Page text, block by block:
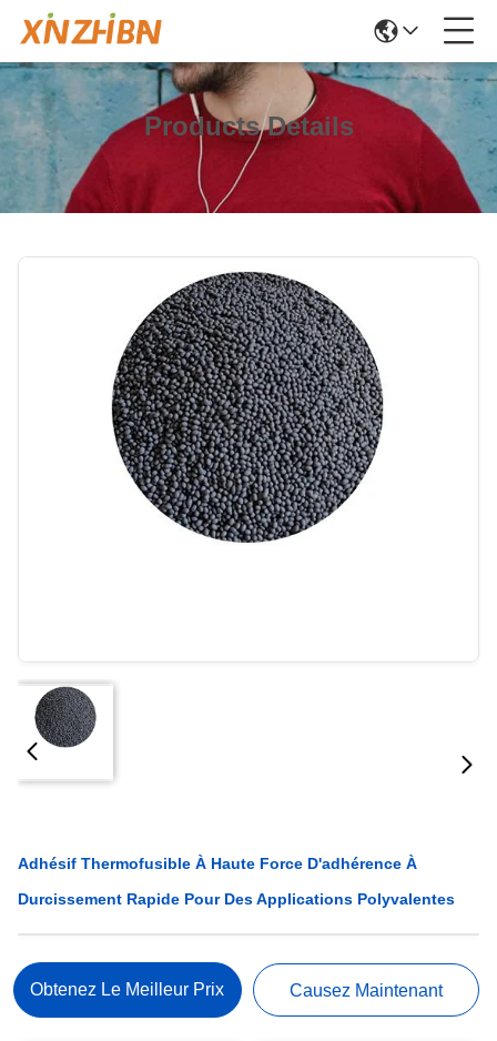
Products Details
Adhésif Thermofusible À Haute Force D'adhérence À
Durcissement Rapide Pour Des Applications Polyvalentes
Obtenez Le Meilleur Prix Causez Maintenant